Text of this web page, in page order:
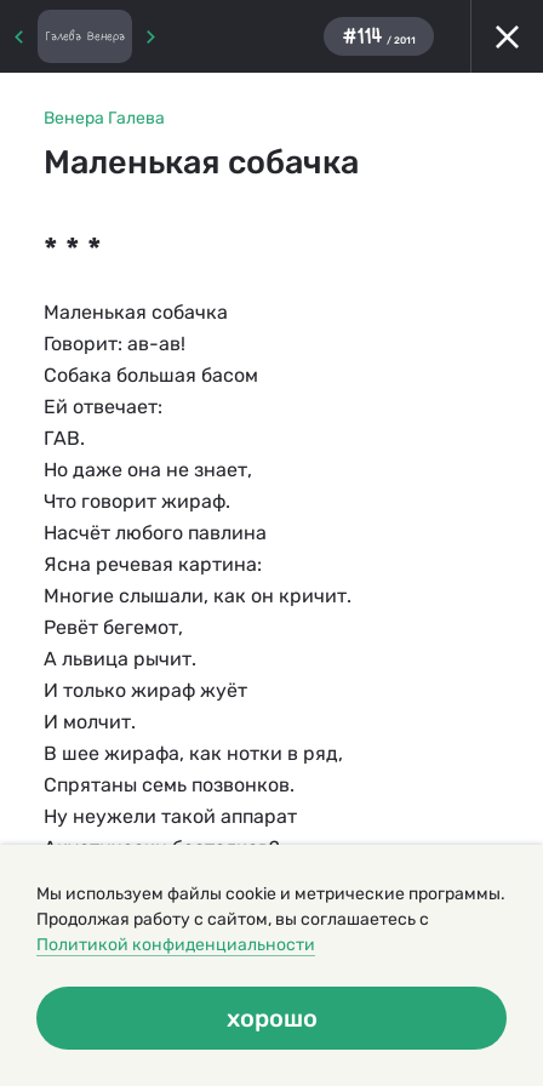
Галева Венера #114 / 2011
Венера Галева
Маленькая собачка
* * *
Маленькая собачка
Говорит: ав-ав!
Собака большая басом
Ей отвечает:
ГАВ.
Но даже она не знает,
Что говорит жираф.
Насчёт любого павлина
Ясна речевая картина:
Многие слышали, как он кричит.
Ревёт бегемот,
А львица рычит.
И только жираф жуёт
И молчит.
В шее жирафа, как нотки в ряд,
Спрятаны семь позвонков.
Ну неужели такой аппарат
Акустически бестолков?
Чтоб жираф не сказал:
Я им ем.
Мы используем файлы cookie и метрические программы.
Продолжая работу с сайтом, вы соглашаетесь с
Политикой конфиденциальности
хорошо